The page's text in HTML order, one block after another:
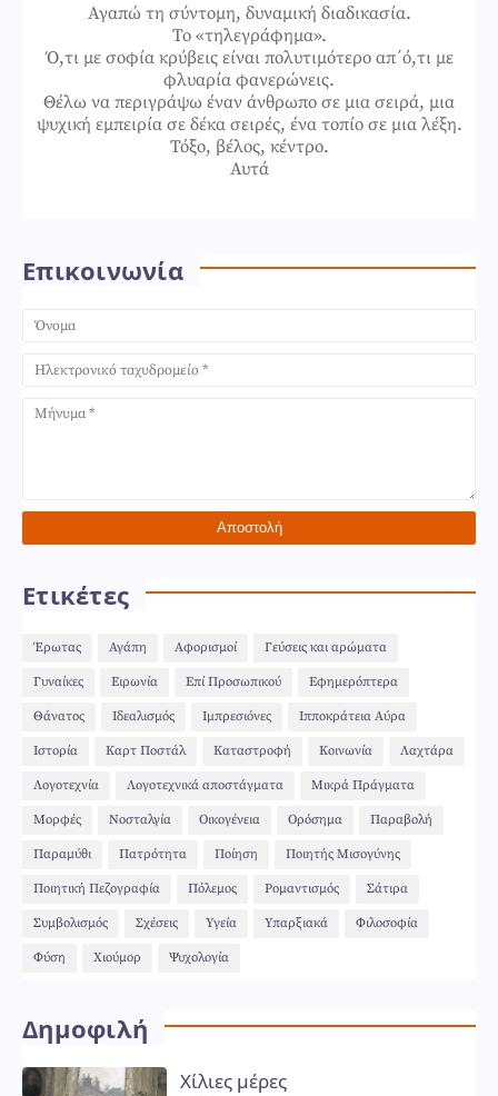
Αγαπώ τη σύντομη, δυναμική διαδικασία.
Το «τηλεγράφημα».
Ό,τι με σοφία κρύβεις είναι πολυτιμότερο απ΄ό,τι με
φλυαρία φανερώνεις.
Θέλω να περιγράψω έναν άνθρωπο σε μια σειρά, μια
ψυχική εμπειρία σε δέκα σειρές, ένα τοπίο σε μια λέξη.
Τόξο, βέλος, κέντρο.
Αυτά
Επικοινωνία
Ετικέτες
Έρωτας Αγάπη Αφορισμοί Γεύσεις και αρώματα
Γυναίκες Ειρωνία Επί Προσωπικού Εφημερόπτερα
Θάνατος Ιδεαλισμός Ιμπρεσιόνες Ιπποκράτεια Αύρα
Ιστορία Καρτ Ποστάλ Καταστροφή Κοινωνία Λαχτάρα
Λογοτεχνία Λογοτεχνικά αποστάγματα Μικρά Πράγματα
Μορφές Νοσταλγία Οικογένεια Ορόσημα Παραβολή
Παραμύθι Πατρότητα Ποίηση Ποιητής Μισογύνης
Ποιητική Πεζογραφία Πόλεμος Ρομαντισμός Σάτιρα
Συμβολισμός Σχέσεις Υγεία Υπαρξιακά Φιλοσοφία
Φύση Χιούμορ Ψυχολογία
Δημοφιλή
Χίλιες μέρες